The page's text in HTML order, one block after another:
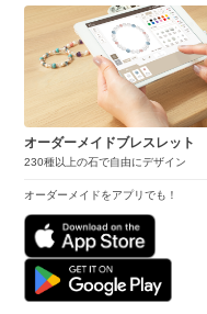
オーダーメイドブレスレット
230種以上の石で自由にデザイン
オーダーメイドをアプリでも！